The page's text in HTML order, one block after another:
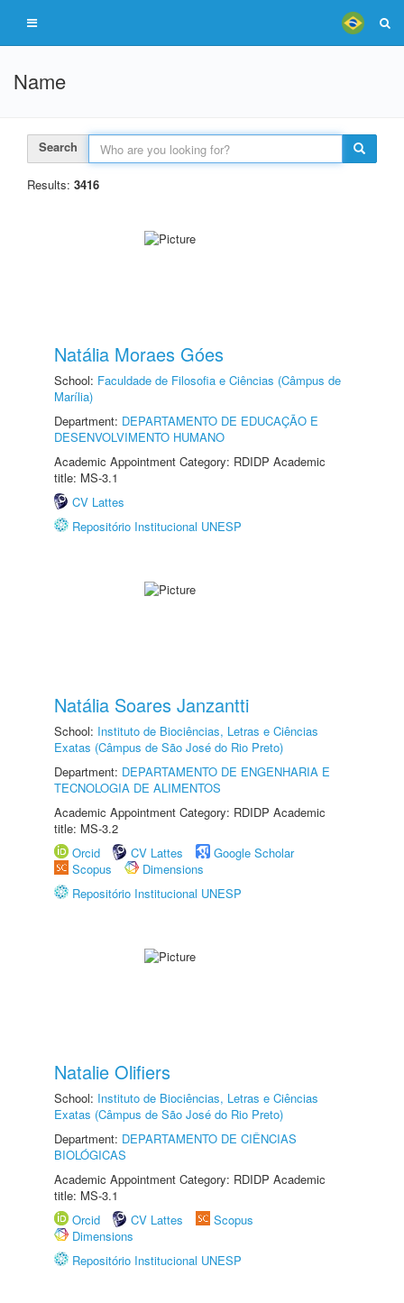
Name
Search
Results: 3416
Natália Moraes Góes
School: Faculdade de Filosofia e Ciências (Câmpus de
Marília)
Department: DEPARTAMENTO DE EDUCAÇÃO E
DESENVOLVIMENTO HUMANO
Academic Appointment Category: RDIDP Academic
title: MS-3.1
CV Lattes
Repositório Institucional UNESP
Natália Soares Janzantti
School: Instituto de Biociências, Letras e Ciências
Exatas (Câmpus de São José do Rio Preto)
Department: DEPARTAMENTO DE ENGENHARIA E
TECNOLOGIA DE ALIMENTOS
Academic Appointment Category: RDIDP Academic
title: MS-3.2
Orcid
CV Lattes
Google Scholar
Scopus
Dimensions
Repositório Institucional UNESP
Natalie Olifiers
School: Instituto de Biociências, Letras e Ciências
Exatas (Câmpus de São José do Rio Preto)
Department: DEPARTAMENTO DE CIÊNCIAS
BIOLÓGICAS
Academic Appointment Category: RDIDP Academic
title: MS-3.1
Orcid
CV Lattes
Scopus
Dimensions
Repositório Institucional UNESP